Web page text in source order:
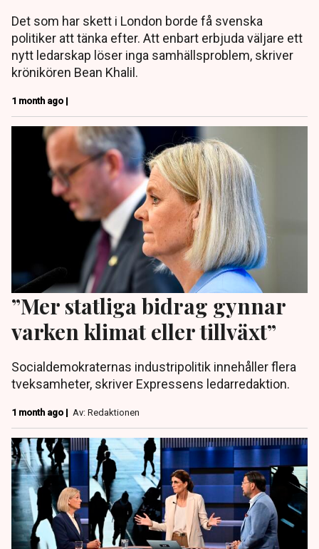
Det som har skett i London borde få svenska
politiker att tänka efter. Att enbart erbjuda väljare ett
nytt ledarskap löser inga samhällsproblem, skriver
krönikören Bean Khalil.
1 month ago |
”Mer statliga bidrag gynnar
varken klimat eller tillväxt”
Socialdemokraternas industripolitik innehåller flera
tveksamheter, skriver Expressens ledarredaktion.
1 month ago | Av: Redaktionen